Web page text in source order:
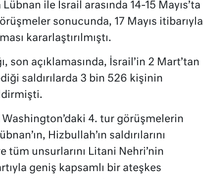
ile İsrail arasında 14-15 Mayıs’ta
sonucunda, 17 Mayıs itibarıyla
kararlaştırılmıştı.
son açıklamasında, İsrail’in 2 Mart’tan
saldırılarda 3 bin 526 kişinin
Washington’daki 4. tur görüşmelerin
Hizbullah’ın saldırılarını
tüm unsurlarını Litani Nehri’nin
geniş kapsamlı bir ateşkes